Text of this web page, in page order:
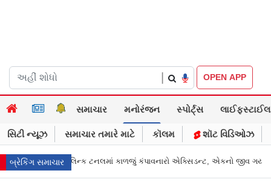
OPEN APP
સમાચાર મનોરંજન સ્પોર્ટ્સ લાઈફસ્ટાઈલ
સિટી ન્યૂઝ સમાચાર તમારે માટે કૉલમ શૉટ વિડિઓઝ
બ્રેકિંગ સમાચાર
એક્સિડન્ટ, એકનો જીવ ગયો Gujarat News: મોરબીમાં મેજિક! કૂવાનું